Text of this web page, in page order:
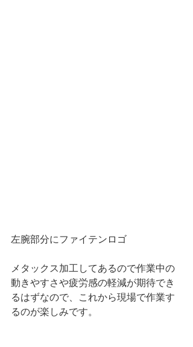
左腕部分にファイテンロゴ
メタックス加工してあるので作業中の
動きやすさや疲労感の軽減が期待でき
るはずなので、これから現場で作業す
るのが楽しみです。